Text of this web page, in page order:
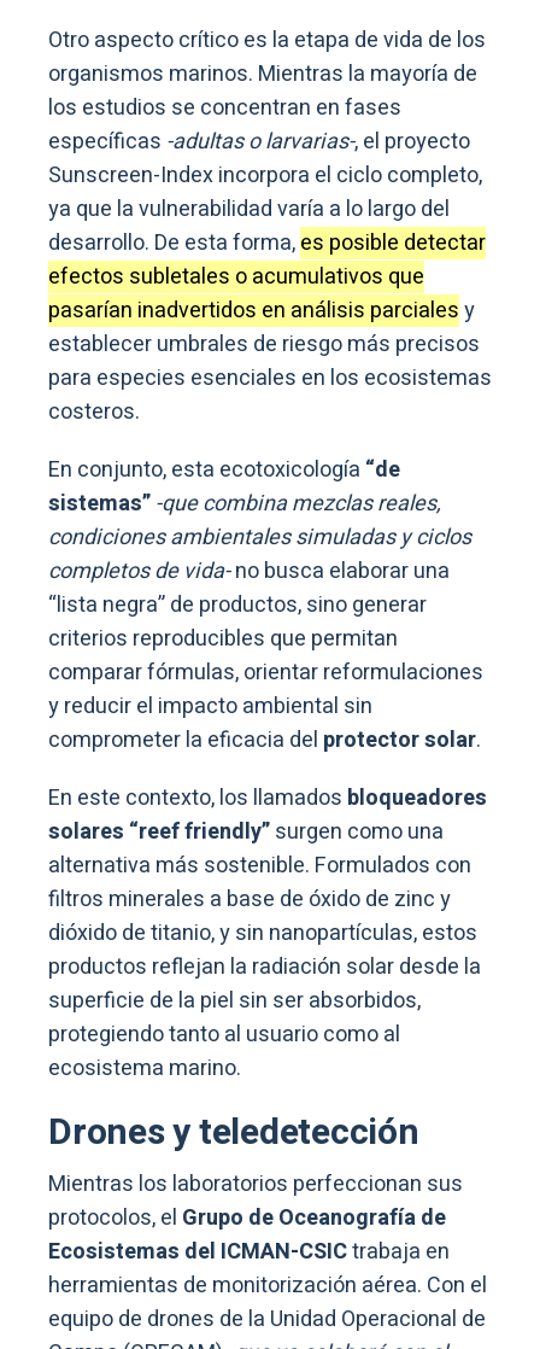
Otro aspecto crítico es la etapa de vida de los
organismos marinos. Mientras la mayoría de
los estudios se concentran en fases
específicas -adultas o larvarias-, el proyecto
Sunscreen-Index incorpora el ciclo completo,
ya que la vulnerabilidad varía a lo largo del
desarrollo. De esta forma,es posible detectar
efectos subletales o acumulativos que
pasarían inadvertidos en análisis parcialesy
establecer umbrales de riesgo más precisos
para especies esenciales en los ecosistemas
costeros.
En conjunto, esta ecotoxicología “de
sistemas”-que combina mezclas reales,
condiciones ambientales simuladas y ciclos
completos de vida-no busca elaborar una
“lista negra” de productos, sino generar
criterios reproducibles que permitan
comparar fórmulas, orientar reformulaciones
y reducir el impacto ambiental sin
comprometer la eficacia del protector solar.
En este contexto, los llamados bloqueadores
solares “reef friendly”surgen como una
alternativa más sostenible. Formulados con
filtros minerales a base de óxido de zinc y
dióxido de titanio, y sin nanopartículas, estos
productos reflejan la radiación solar desde la
superficie de la piel sin ser absorbidos,
protegiendo tanto al usuario como al
ecosistema marino.
Drones y teledetección
Mientras los laboratorios perfeccionan sus
protocolos, el Grupo de Oceanografía de
Ecosistemas del ICMAN-CSICtrabaja en
herramientas de monitorización aérea. Con el
equipo de drones de la Unidad Operacional de